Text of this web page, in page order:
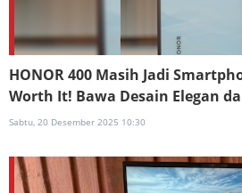
HONOR 400 Masih Jadi
Worth It! Bawa Desain Elegan
Sabtu, 20 Desember 2025 10:30